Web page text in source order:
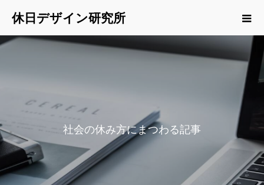
休日デザイン研究所
の休み方にまつわる記事をご